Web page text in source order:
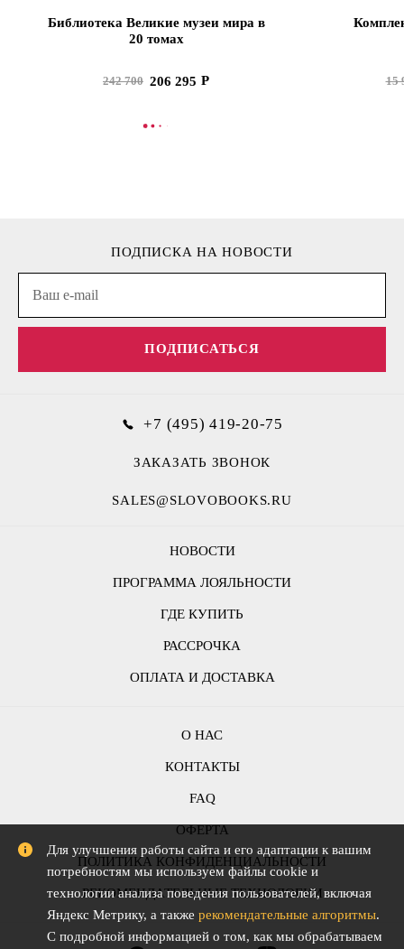
Библиотека Великие музеи мира в
20 томах
242 700 206 295
В КОРЗИНУ
15
НОВОСТИ
ПРОГРАММА ЛОЯЛЬНОСТИ
ГДЕ КУПИТЬ
РАССРОЧКА
ОПЛАТА И ДОСТАВКА
ПОДПИСКА НА НОВОСТИ
ПОДПИСАТЬСЯ
О НАС
КОНТАКТЫ
FAQ
ОФЕРТА
ПОЛИТИКА КОНФИДЕНЦИАЛЬНОСТИ
РЕКОМЕНДАТЕЛЬНЫЕ ТЕХНОЛОГИИ
+7 (495) 419-20-75
ЗАКАЗАТЬ ЗВОНОК
SALES@SLOVOBOOKS.RU
Для улучшения работы сайта и его адаптации к вашим
потребностям мы используем файлы cookie и
технологии анализа поведения пользователей, включая
Яндекс Метрику, а также рекомендательные алгоритмы.
С подробной информацией о том, как мы обрабатываем